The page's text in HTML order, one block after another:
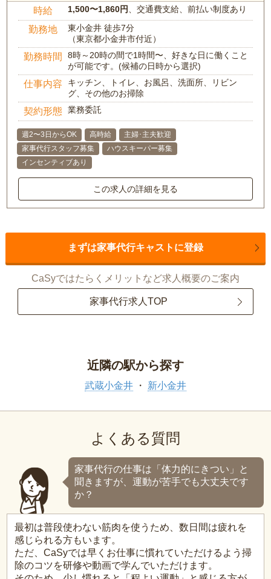
時給 1,500〜1,860円 、交通費支給、前払い制度あり
勤務地
東小金井 徒歩7分
（東京都小金井市付近）
勤務時間
8時～20時の間で1時間〜、好きな日に働くこと
が可能です。(候補の日時から選択)
仕事内容
キッチン、トイレ、お風呂、洗面所、リビン
グ、その他のお掃除
契約形態 業務委託
週2〜3日からOK 高時給
主婦･主夫歓迎
家事代行スタッフ募集
ハウスキーパー募集
インセンティブあり
この求人の詳細を見る
まずは家事代行キャストに登録
CaSyではたらくメリットなど求人概要のご案内
家事代行求人TOP
近隣の駅から探す
武蔵小金井 新小金井
よくある質問
家事代行の仕事は「体力的にきつい」と
聞きますが、運動が苦手でも大丈夫です
か？
最初は普段使わない筋肉を使うため、数日間は疲れを
感じられる方もいます。
ただ、CaSyでは早くお仕事に慣れていただけるよう掃
除のコツを研修や動画で学んでいただけます。